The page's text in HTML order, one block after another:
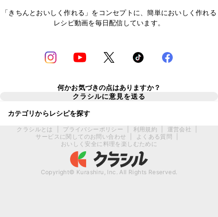
「きちんとおいしく作れる」をコンセプトに、簡単においしく作れる
レシピ動画を毎日配信しています。
何かお気づきの点はありますか？
クラシルに意見を送る
カテゴリからレシピを探す
クラシルとは プライバシーポリシー 利用規約 運営会社
サービスに関してのお問い合わせ
よくある質問
おいしく安全に料理を楽しむために
Copyright© Kurashiru, Inc. All Rights Reserved.